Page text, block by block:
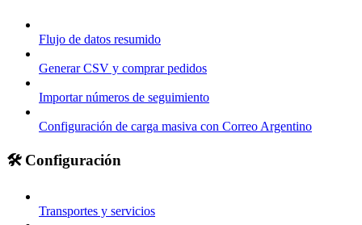
Flujo de datos resumido
Generar CSV y comprar pedidos
Importar números de seguimiento
Configuración de carga masiva con Correo Argentino
🛠️ Configuración
Transportes y servicios